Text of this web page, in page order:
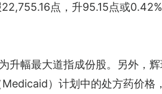
点，升95.15点或
升幅最大道指成份股。另外，
）计划中的处方药价格